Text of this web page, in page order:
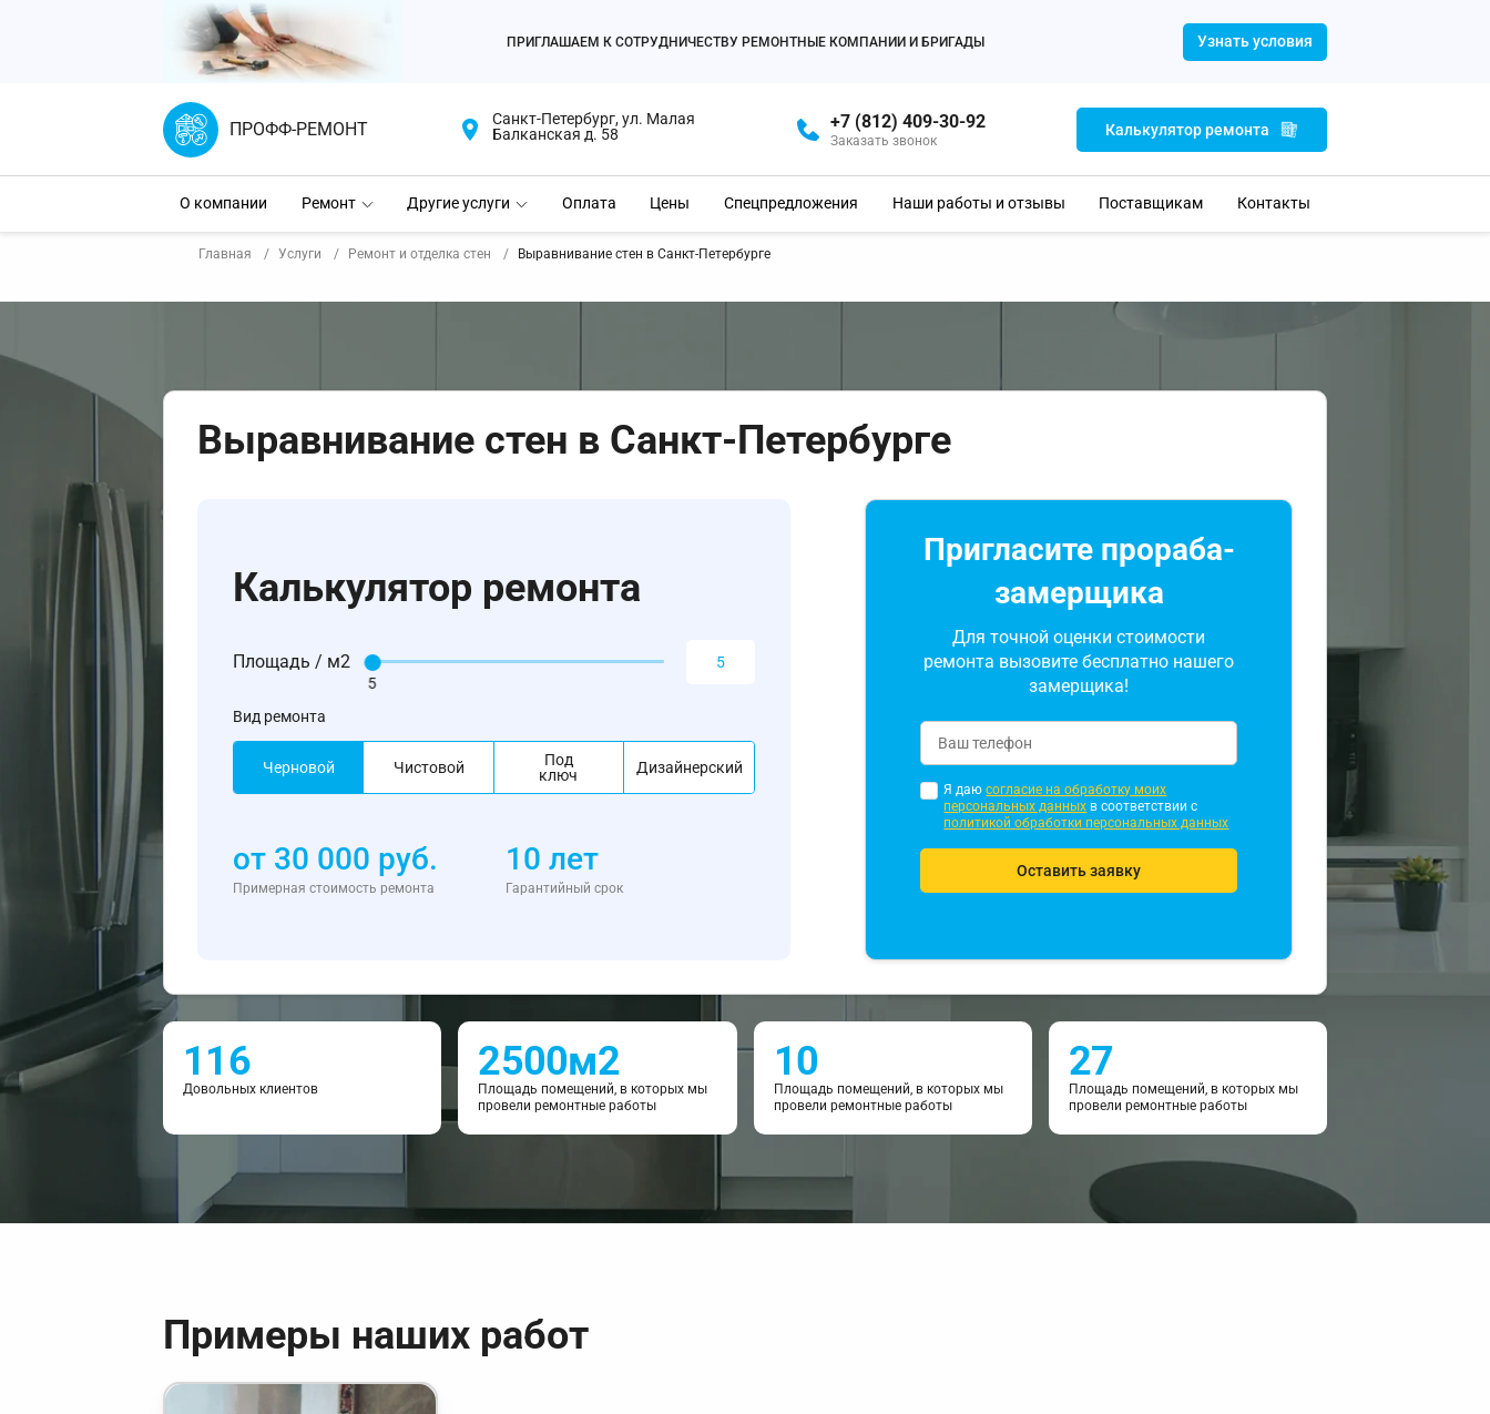
ПРИГЛАШАЕМ К СОТРУДНИЧЕСТВУ РЕМОНТНЫЕ КОМПАНИИ И БРИГАДЫ Узнать условия
ПРОФФ-РЕМОНТ
Санкт-Петербург, ул. Малая
Балканская д. 58
+7 (812) 409-30-92
Заказать звонок
Калькулятор ремонта
О компании Ремонт Другие услуги Оплата Цены Спецпредложения Наши работы и отзывы Поставщикам Контакты
Главная Услуги Ремонт и отделка стен Выравнивание стен в Санкт-Петербурге
Выравнивание стен в Санкт-Петербурге
Калькулятор ремонта
Площадь / м2
5
Вид ремонта
Черновой Чистовой
Под
ключ
Дизайнерский
от 30 000 руб.
Примерная стоимость ремонта
10 лет
Гарантийный срок
Пригласите прораба-
замерщика
Для точной оценки стоимости
ремонта вызовите бесплатно нашего
замерщика!
Я даюсогласие на обработку моих
персональных данных в соответствии с
политикой обработки персональных данных
Оставить заявку
116
Довольных клиентов
2500м2
Площадь помещений, в которых мы
провели ремонтные работы
10
Площадь помещений, в которых мы
провели ремонтные работы
27
Площадь помещений, в которых мы
провели ремонтные работы
Примеры наших работ